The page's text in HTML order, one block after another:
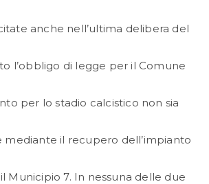
anche nell’ultima delibera del
l’obbligo di legge per il Comune
per lo stadio calcistico non sia
il recupero dell’impianto
Municipio 7. In nessuna delle due